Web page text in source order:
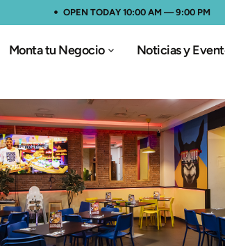
OPEN TODAY 10:00 AM — 9:00 PM
Monta tu Negocio Noticias y